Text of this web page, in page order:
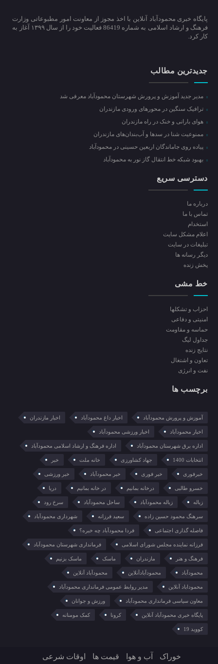
پایگاه خبری محمودآباد آنلاین با اخذ مجوز از معاونت امور مطبوعاتی وزارت
فرهنگ و ارشاد اسلامی به شماره 86419 فعالیت خود را از سال ۱۳۹۹ آغاز به
کار کرد.
جدیدترین مطالب
مدیر جدید آموزش و پرورش شهرستان محمودآباد معرفی شد
ترافیک سنگین در محور‌های ورودی مازندران
هوای بارانی و خنک در راه مازندران
ممنوعیت شنا در سدها و آب‌بندان‌‌های مازندران
پیاده روی جاماندگان اربعین حسینی در محمودآباد
بهبود شبکه خط انتقال گاز نور به محمودآباد
دسترسی سریع
درباره ما
تماس با ما
استخدام
اعلام مشکل سایت
تبلیغات در سایت
ديگر رسانه ها
پخش زنده
خط مشی
احزاب و تشکلها
امنیتی و دفاعی
حماسه و مقاومت
جداول لیگ
نتایج زنده
تعاون و اشتغال
نفت و انرژی
برچسب ها
آموزش و پرورش محمودآباد اخبار داغ محمودآباد اخبار مازندران
اخبار محمودآباد اخبار ورزشی محمودآباد
اداره برق شهرستان محمودآباد اداره فرهنگ و ارشاد اسلامی محمودآباد
انتخابات 1400 جهاد کشاورزی خانه ملت خبر
خبرفوری خبر فوری خبر محمودآباد خبر ورزشی
خسرو طالبی درخانه بمانیم در خانه بمانیم دریا
زباله زباله محمودآباد ساحل محمودآباد سرخ رود
سرهنگ محمود حسین زاده سعید فرزانه شهرداری محمودآباد
فاصله گذاری اجتماعی فردا محمودآباد چه خبره؟
فرزانه نماینده مجلس شورای اسلامی فرمانداری شهرستان محمودآباد
فرهنگ و هنر مازندران ماسک ماسک بزنیم
محمودآباد محمودآبادآنلاین محمودآباد آنلاین
محموداباد آنلاین مدیر روابط عمومی فرمانداری محمودآباد
معاون سیاسی فرمانداری محمودآباد ورزش و جوانان
پایگاه خبری محمودآباد آنلاین کرونا کمک مومنانه
کووید 19
خوراک آب و هوا قیمت ها اوقات شرعی